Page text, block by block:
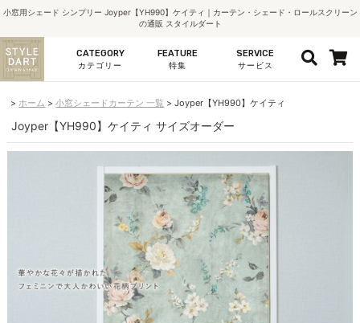
小窓用シェード シンプリー Joyper【YH990】ケイティ｜カーテン・シェード・ロールスクリーン
の通販 スタイルダート
CATEGORY
カテゴリー
FEATURE
特集
SERVICE
サービス
ホーム 小窓シェードカーテン 一覧 Joyper【YH990】ケイティ
Joyper【YH990】ケイティ サイズオーダー